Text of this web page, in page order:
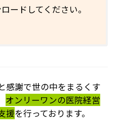
ードしてください。
感謝で世の中をまるくす
オンリーワンの医院経営
援を行っております。